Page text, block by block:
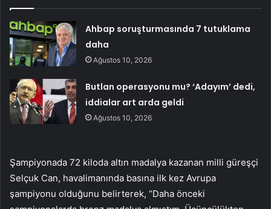
Ahbap soruşturmasında 7 tutuklama
daha
Ağustos 10, 2026
Butlan operasyonu mu? ‘Adayım’ dedi,
iddialar art arda geldi
Ağustos 10, 2026
Şampiyonada 72 kiloda altın madalya kazanan milli güreşçi
Selçuk Can, havalimanında basına ilk kez Avrupa
şampiyonu olduğunu belirterek, “Daha önceki